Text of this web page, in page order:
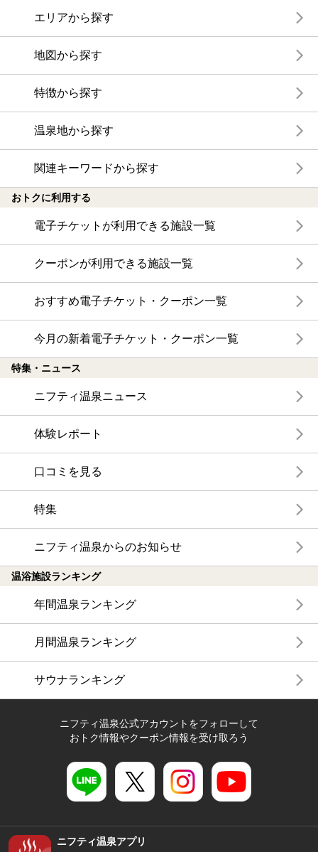
エリアから探す
地図から探す
特徴から探す
温泉地から探す
関連キーワードから探す
おトクに利用する
電子チケットが利用できる施設一覧
クーポンが利用できる施設一覧
おすすめ電子チケット・クーポン一覧
今月の新着電子チケット・クーポン一覧
特集・ニュース
ニフティ温泉ニュース
体験レポート
口コミを見る
特集
ニフティ温泉からのお知らせ
温浴施設ランキング
年間温泉ランキング
月間温泉ランキング
サウナランキング
ニフティ温泉公式アカウントをフォローして
おトク情報やクーポン情報を受け取ろう
ニフティ温泉アプリ